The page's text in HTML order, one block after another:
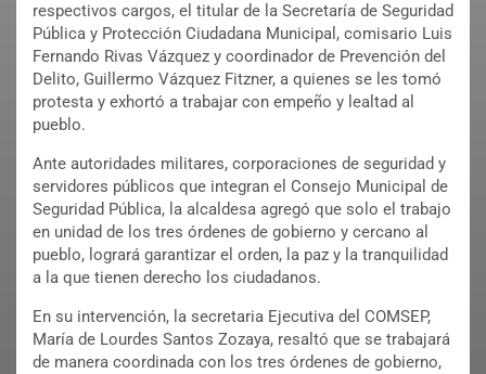
respectivos cargos, el titular de la Secretaría de Seguridad
Pública y Protección Ciudadana Municipal, comisario Luis
Fernando Rivas Vázquez y coordinador de Prevención del
Delito, Guillermo Vázquez Fitzner, a quienes se les tomó
protesta y exhortó a trabajar con empeño y lealtad al
pueblo.
Ante autoridades militares, corporaciones de seguridad y
servidores públicos que integran el Consejo Municipal de
Seguridad Pública, la alcaldesa agregó que solo el trabajo
en unidad de los tres órdenes de gobierno y cercano al
pueblo, logrará garantizar el orden, la paz y la tranquilidad
a la que tienen derecho los ciudadanos.
En su intervención, la secretaria Ejecutiva del COMSEP,
María de Lourdes Santos Zozaya, resaltó que se trabajará
de manera coordinada con los tres órdenes de gobierno,